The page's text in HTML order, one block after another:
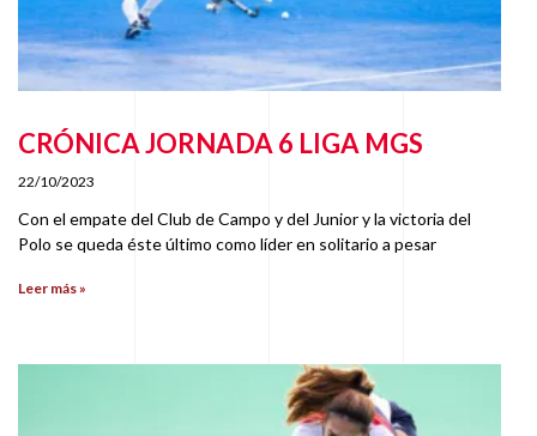
CRÓNICA JORNADA 6 LIGA MGS
22/10/2023
Con el empate del Club de Campo y del Junior y la victoria del
Polo se queda éste último como líder en solitario a pesar
Leer más »